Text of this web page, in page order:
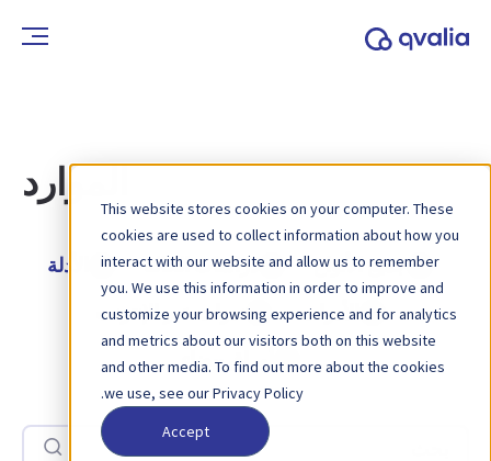
This website stores cookies on your computer. These
cookies are used to collect information about how you
interact with our website and allow us to remember
you. We use this information in order to improve and
customize your browsing experience and for analytics
and metrics about our visitors both on this website
and other media. To find out more about the cookies
we use, see our Privacy Policy.
Accept
الموارد
جميع الأنواع دراسات الحالة
الأدلة
الأدوات
ندوات عبر الإنترنت
أوراق بيضاء